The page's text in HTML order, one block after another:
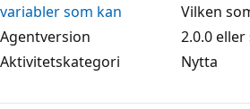
variabler som kan
Vilken
Agentversion
2.0.0
Aktivitetskategori
Nytta